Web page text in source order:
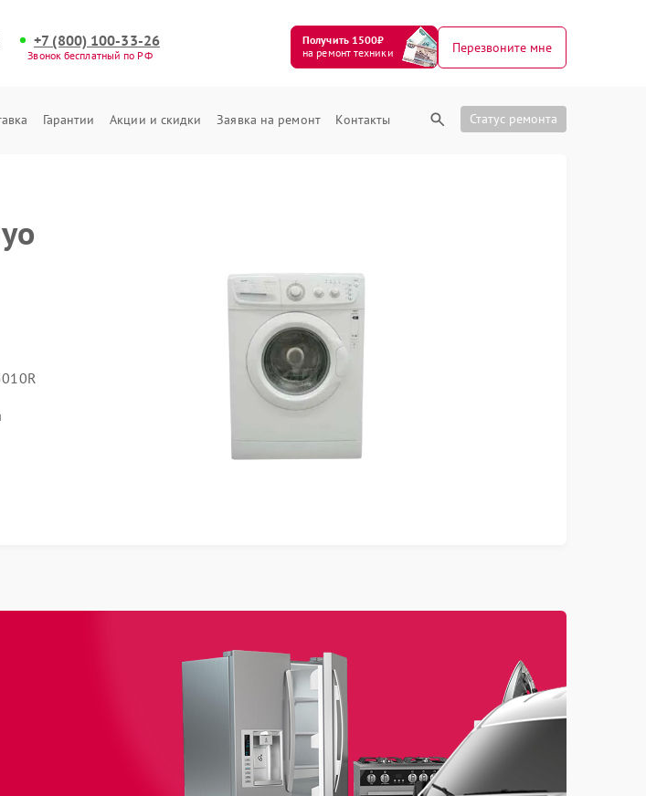
+7 (800) 100-33-26
Звонок бесплатный по РФ
Получить 1500₽
на ремонт техники
Перезвоните мне
Гарантии Акции и скидки Заявка на ремонт Контакты Статус ремонта